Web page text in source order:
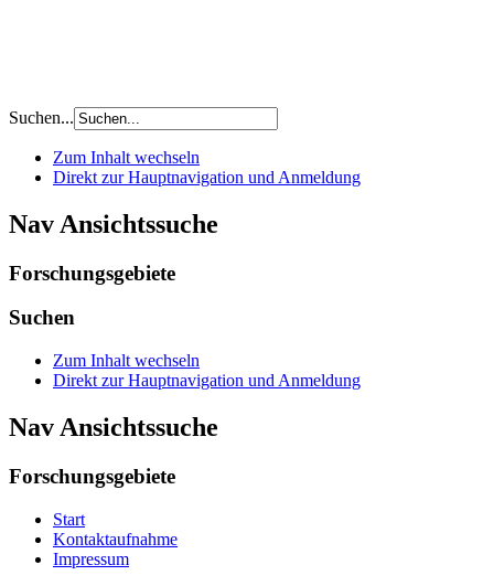
Suchen...
Zum Inhalt wechseln
Direkt zur Hauptnavigation und Anmeldung
Nav Ansichtssuche
Forschungsgebiete
Suchen
Zum Inhalt wechseln
Direkt zur Hauptnavigation und Anmeldung
Nav Ansichtssuche
Forschungsgebiete
Start
Kontaktaufnahme
Impressum